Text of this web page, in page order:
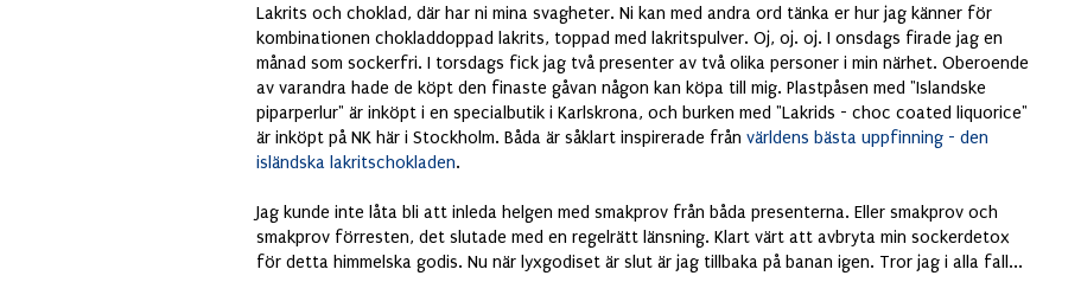
Lakrits och choklad, där har ni mina svagheter. Ni kan med andra ord tänka er hur jag känner för
kombinationen chokladdoppad lakrits, toppad med lakritspulver. Oj, oj. oj. I onsdags firade jag en
månad som sockerfri. I torsdags fick jag två presenter av två olika personer i min närhet. Oberoende
av varandra hade de köpt den finaste gåvan någon kan köpa till mig. Plastpåsen med "Islandske
piparperlur" är inköpt i en specialbutik i Karlskrona, och burken med "Lakrids - choc coated liquorice"
är inköpt på NK här i Stockholm. Båda är såklart inspirerade från världens bästa uppfinning - den
isländska lakritschokladen.
Jag kunde inte låta bli att inleda helgen med smakprov från båda presenterna. Eller smakprov och
smakprov förresten, det slutade med en regelrätt länsning. Klart värt att avbryta min sockerdetox
för detta himmelska godis. Nu när lyxgodiset är slut är jag tillbaka på banan igen. Tror jag i alla fall...